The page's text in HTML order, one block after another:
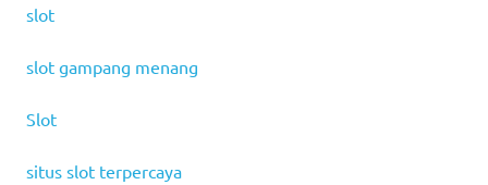
slot
slot gampang menang
Slot
situs slot terpercaya